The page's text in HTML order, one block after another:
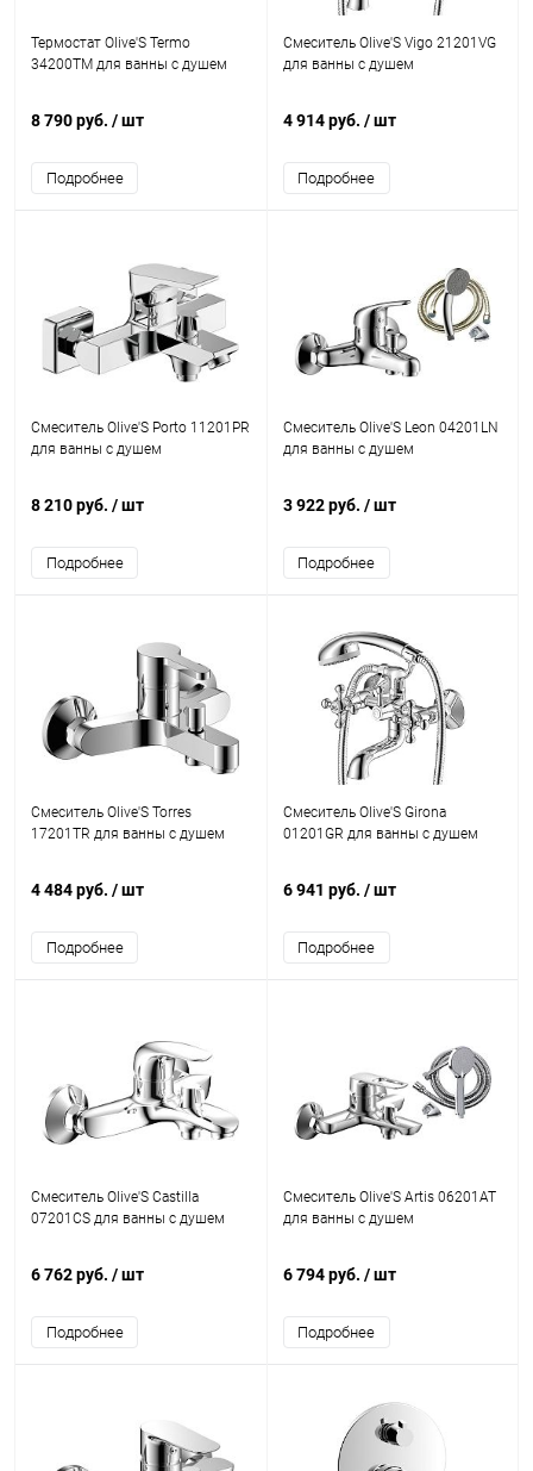
Термостат Olive'S Termo
34200TM для ванны с душем
8 790 руб. / шт
Подробнее
Смеситель Olive'S Vigo 21201VG
для ванны с душем
4 914 руб. / шт
Подробнее
Смеситель Olive'S Porto 11201PR
для ванны с душем
8 210 руб. / шт
Подробнее
Смеситель Olive'S Leon 04201LN
для ванны с душем
3 922 руб. / шт
Подробнее
Смеситель Olive'S Torres
17201TR для ванны с душем
4 484 руб. / шт
Подробнее
Смеситель Olive'S Girona
01201GR для ванны с душем
6 941 руб. / шт
Подробнее
Смеситель Olive'S Castilla
07201CS для ванны с душем
6 762 руб. / шт
Подробнее
Смеситель Olive'S Artis 06201AT
для ванны с душем
6 794 руб. / шт
Подробнее